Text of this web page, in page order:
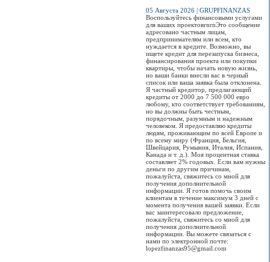
05 Августа 2026 | GRUPFINANZAS
Воспользуйтесь финансовыми услугами
для ваших проектовrnrnЭто сообщение
адресовано частным лицам,
предпринимателям или всем, кто
нуждается в кредите. Возможно, вы
ищете кредит для перезапуска бизнеса,
финансирования проекта или покупки
квартиры, чтобы начать новую жизнь,
но ваши банки внесли вас в черный
список или ваша заявка была отклонена.
Я частный кредитор, предлагающий
кредиты от 2000 до 7 500 000 евро
любому, кто соответствует требованиям,
но вы должны быть честным,
порядочным, разумным и надежным
человеком. Я предоставляю кредиты
людям, проживающим по всей Европе и
по всему миру (Франция, Бельгия,
Швейцария, Румыния, Италия, Испания,
Канада и т. д.). Моя процентная ставка
составляет 2% годовых. Если вам нужны
деньги по другим причинам,
пожалуйста, свяжитесь со мной для
получения дополнительной
информации. Я готов помочь своим
клиентам в течение максимум 3 дней с
момента получения вашей заявки. Если
вас заинтересовало предложение,
пожалуйста, свяжитесь со мной для
получения дополнительной
информации. Вы можете связаться с
нами по электронной почте:
lopezfinanzas95@gmail.com